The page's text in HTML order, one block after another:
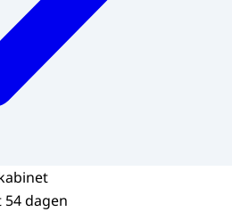
dagen